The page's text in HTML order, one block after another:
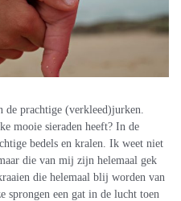
prachtige (verkleed)jurken.
mooie sieraden heeft? In de
bedels en kralen. Ik weet niet
die van mij zijn helemaal gek
die helemaal blij worden van
sprongen een gat in de lucht toen